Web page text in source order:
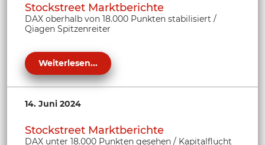
Stockstreet Marktberichte
DAX oberhalb von 18.000 Punkten stabilisiert /
Qiagen Spitzenreiter
Weiterlesen...
14. Juni 2024
Stockstreet Marktberichte
DAX unter 18.000 Punkten gesehen / Kapitalflucht